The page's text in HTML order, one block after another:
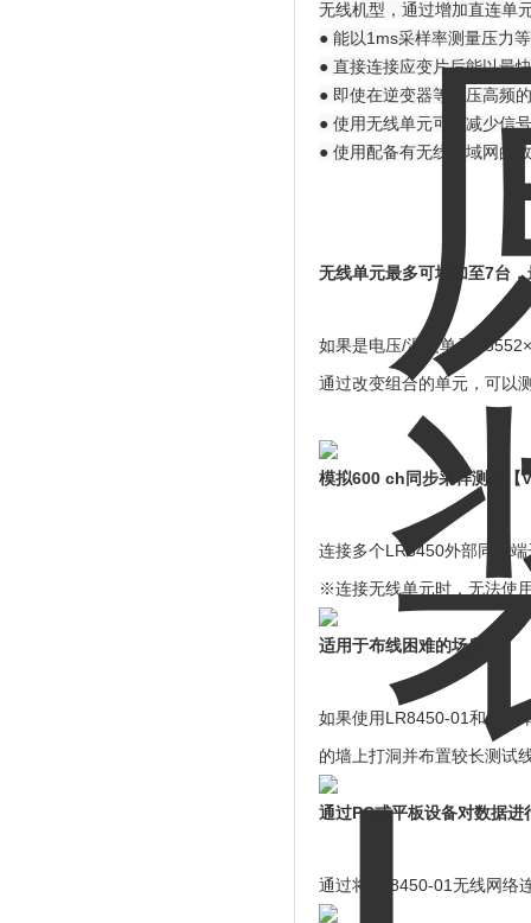
无线机型，通过增加直连单
● 能以1ms采样率测量压力
● 直接连接应变片后能以最
● 即使在逆变器等高压高频
● 使用无线单元可地减少信
● 使用配备有无线局域网的
无线单元最多可增加至7台
如果是电压/温度单元
通过改变组合的单元，可以
模拟600 ch同步采样测量【
连接多个LR8450外部同步
※连接无线单元时，无法使
适用于布线困难的场所
如果使用LR8450-01和无线
的墙上打洞并布置较长测试
通过PC或平板设备对数据进
通过将LR8450-01无线网络